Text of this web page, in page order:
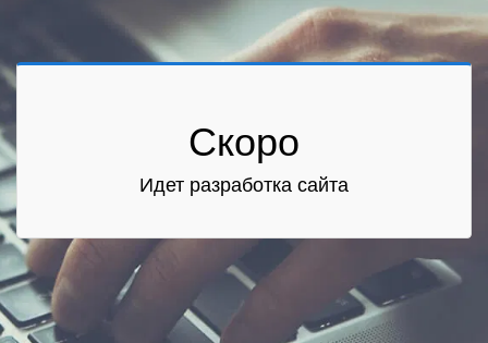
Скоро
Идет разработка сайта